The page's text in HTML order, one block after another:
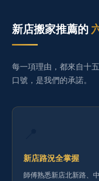
新店搬家推薦的
每一項理由，都來自十
口號，是我們的承諾。
新店路況全掌握
師傅熟悉新店北新路、